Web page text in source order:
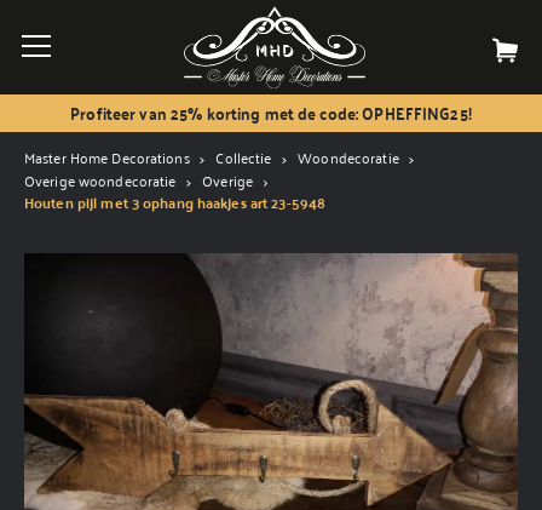
Profiteer van 25% korting met de code: OPHEFFING25!
Master Home Decorations Collectie
Woondecoratie
Overige woondecoratie
Overige
Houten pijl met 3 ophang haakjes art 23-5948